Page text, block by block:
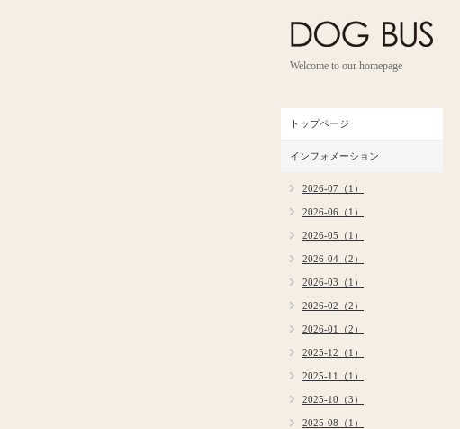
Welcome to our homepage
トップページ
インフォメーション
2026-07（1）
2026-06（1）
2026-05（1）
2026-04（2）
2026-03（1）
2026-02（2）
2026-01（2）
2025-12（1）
2025-11（1）
2025-10（3）
2025-08（1）